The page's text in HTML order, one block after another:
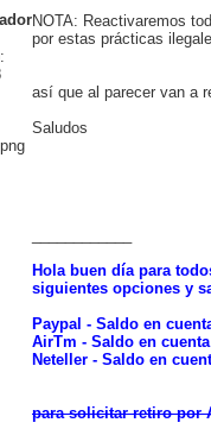
NOTA: Reactivaremos
por estas prácticas
así que al parecer van a
Saludos
Hola buen día para
siguientes opciones y
Paypal - Saldo en
AirTm - Saldo en
Neteller - Saldo en
para solicitar retiro por